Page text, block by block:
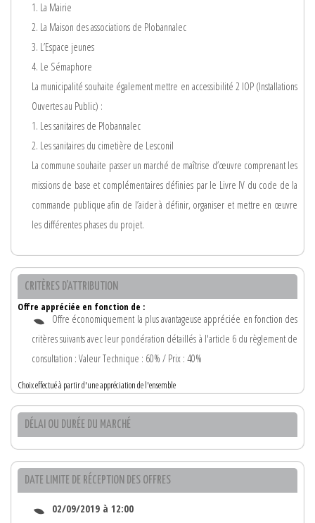
1. La Mairie
2. La Maison des associations de Plobannalec
3. L’Espace jeunes
4. Le Sémaphore
La municipalité souhaite également mettre en accessibilité 2 IOP (Installations
Ouvertes au Public) :
1. Les sanitaires de Plobannalec
2. Les sanitaires du cimetière de Lesconil
La commune souhaite passer un marché de maîtrise d’œuvre comprenant les
missions de base et complémentaires définies par le Livre IV du code de la
commande publique afin de l’aider à définir, organiser et mettre en œuvre
les différentes phases du projet.
CRITÈRES D'ATTRIBUTION
Offre appréciée en fonction de :
Offre économiquement la plus avantageuse appréciée en fonction des
critères suivants avec leur pondération détaillés à l'article 6 du règlement de
consultation : Valeur Technique : 60% / Prix : 40%
Choix effectué à partir d'une appréciation de l'ensemble
DÉLAI OU DURÉE DU MARCHÉ
DATE LIMITE DE RÉCEPTION DES OFFRES
02/09/2019 à 12:00